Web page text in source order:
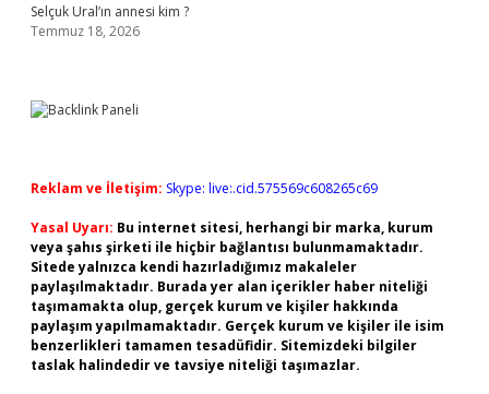
Selçuk Ural’ın annesi kim ?
Temmuz 18, 2026
Reklam ve İletişim: Skype: live:.cid.575569c608265c69
Yasal Uyarı: Bu internet sitesi, herhangi bir marka, kurum
veya şahıs şirketi ile hiçbir bağlantısı bulunmamaktadır.
Sitede yalnızca kendi hazırladığımız makaleler
paylaşılmaktadır. Burada yer alan içerikler haber niteliği
taşımamakta olup, gerçek kurum ve kişiler hakkında
paylaşım yapılmamaktadır. Gerçek kurum ve kişiler ile isim
benzerlikleri tamamen tesadüfidir. Sitemizdeki bilgiler
taslak halindedir ve tavsiye niteliği taşımazlar.